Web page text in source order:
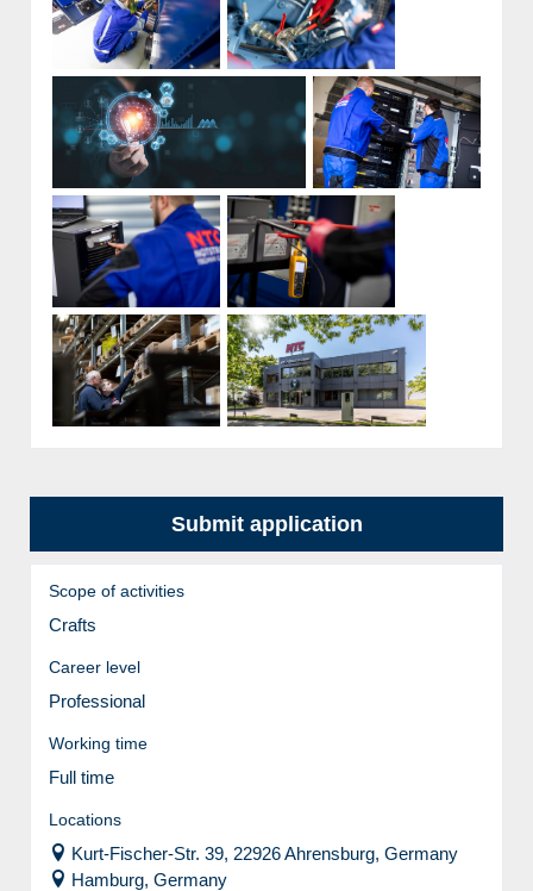
Submit application
Scope of activities
Crafts
Career level
Professional
Working time
Full time
Locations
Kurt-Fischer-Str. 39, 22926 Ahrensburg, Germany
Hamburg, Germany